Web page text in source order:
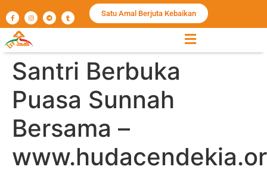
Satu Amal Berjuta Kebaikan
Santri Berbuka
Puasa Sunnah
Bersama –